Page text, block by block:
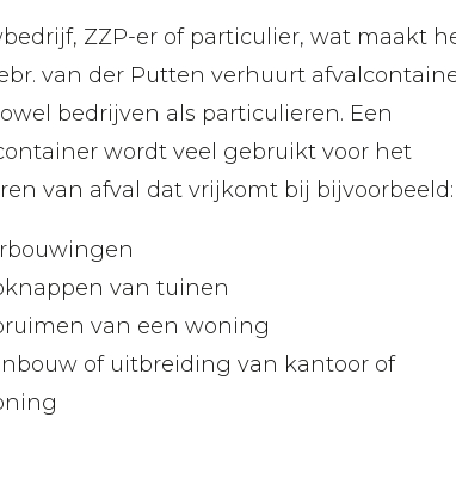
ZZP-er of particulier, wat maakt
van der Putten verhuurt
bedrijven als particulieren. Een
wordt veel gebruikt voor het
van afval dat vrijkomt bij bijvoorbeeld:
van tuinen
van een woning
of uitbreiding van kantoor of